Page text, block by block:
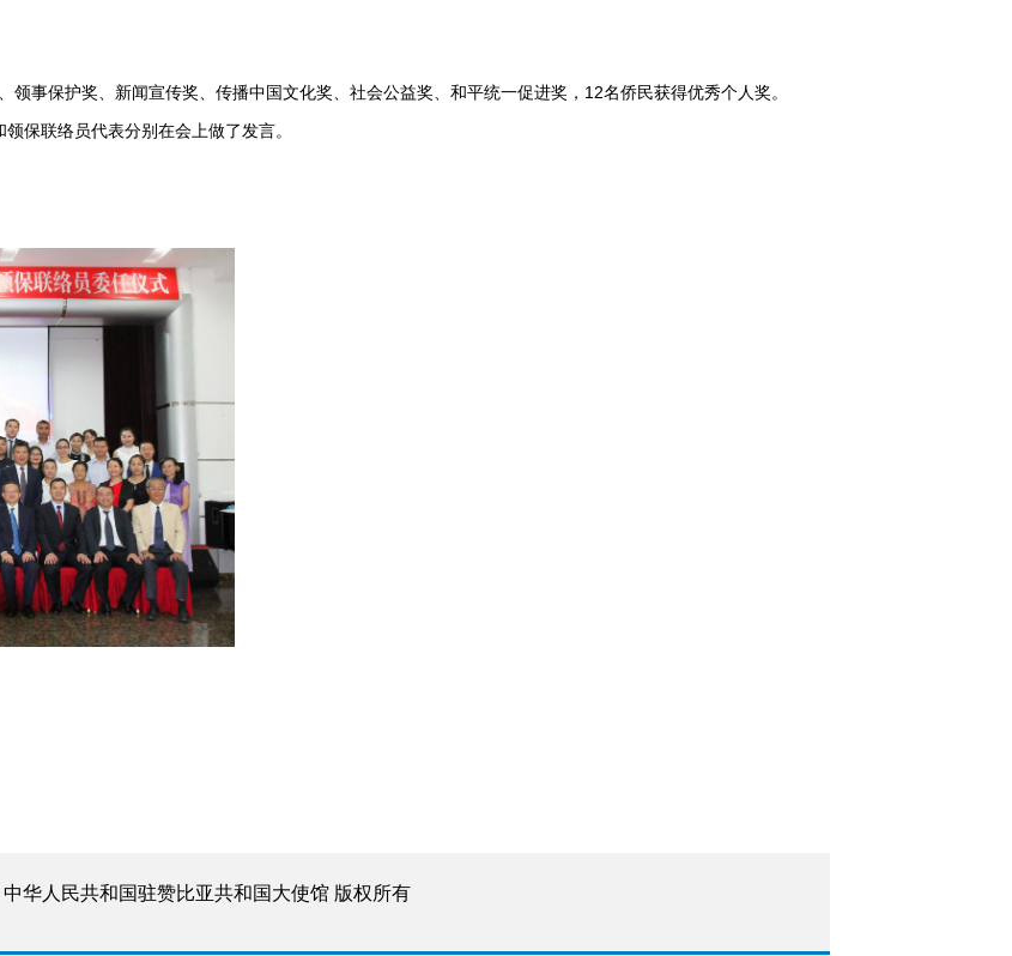
事保护奖、新闻宣传奖、传播中国文化奖、社会公益奖、和平统一促进奖，12名侨民获得优秀个人奖。
保联络员代表分别在会上做了发言。
中华人民共和国驻赞比亚共和国大使馆 版权所有